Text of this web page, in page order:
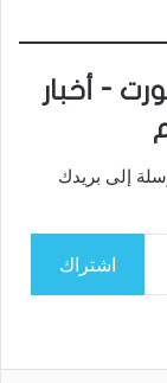
- أخبار
إلى بريدك
اشتراك